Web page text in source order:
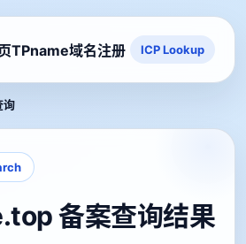
TPname域名注册 ICP Lookup
询
备案查询结果